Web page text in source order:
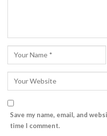
Save my name, email, and
time I comment.